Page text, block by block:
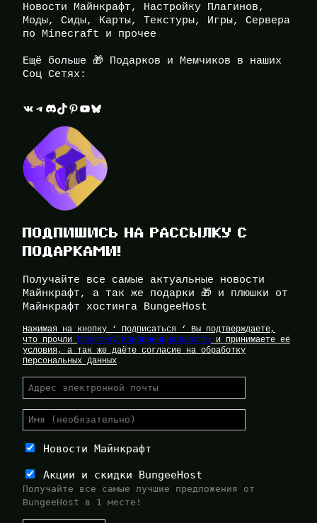
Новости Майнкрафт, Настройку Плагинов,
Моды, Сиды, Карты, Текстуры, Игры, Сервера
по Minecraft и прочее
Ещё больше 🎁 Подарков и Мемчиков в наших
Соц Сетях:
ВКонтакте Telegram Discord TikTok Pinterest YouTube Bluesky
ПОДПИШИСЬ НА РАССЫЛКУ С
ПОДАРКАМИ!
Получайте все самые актуальные новости
Майнкрафт, а так же подарки 🎁 и плюшки от
Майнкрафт хостинга BungeeHost
Нажимая на кнопку ‘ Подписаться ‘ Вы подтверждаете,
что прочли Политику Конфиденциальности и принимаете её
условия, а так же даёте согласие на обработку
Персональных Данных
Новости Майнкрафт
Акции и скидки BungeeHost
Получайте все самые лучшие предложения от
BungeeHost в 1 месте!